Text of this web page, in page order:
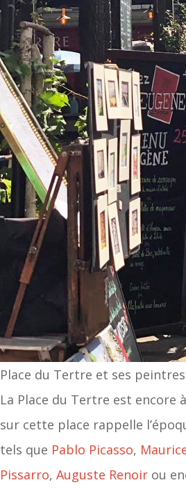
Place du Tertre et ses
La Place du Tertre est encore
sur cette place rappelle
tels que Pablo Picasso,
Pissarro,Auguste Renoir ou